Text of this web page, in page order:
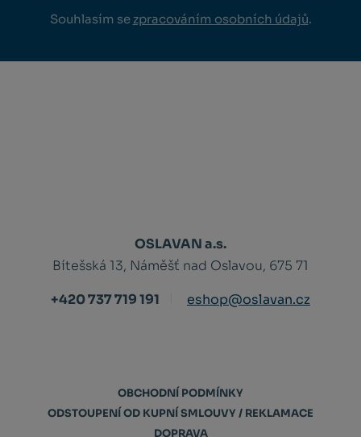
Souhlasím se zpracováním osobních údajů.
OSLAVAN a.s.
Bítešská 13, Náměšť nad Oslavou, 675 71
+420 737 719 191
eshop@oslavan.cz
OBCHODNÍ PODMÍNKY
ODSTOUPENÍ OD KUPNÍ SMLOUVY / REKLAMACE
DOPRAVA